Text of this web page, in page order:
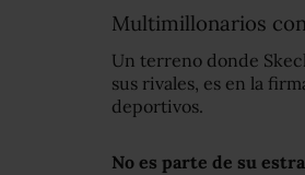
Multimillonarios
Un terreno donde
sus rivales, es en la
deportivos.
No es parte de su